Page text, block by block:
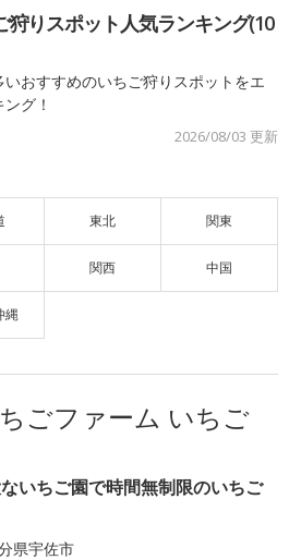
狩りスポット人気ランキング(10
いおすすめのいちご狩りスポットをエ
グ！
2026/08/03 更新
東北 関東
関西 中国
縄
ごファーム いちご
いちご園で時間無制限のいちご
県宇佐市